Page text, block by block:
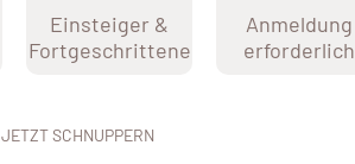
Einsteiger &
Fortgeschrittene
Anmeldung
erforderlich
JETZT SCHNUPPERN